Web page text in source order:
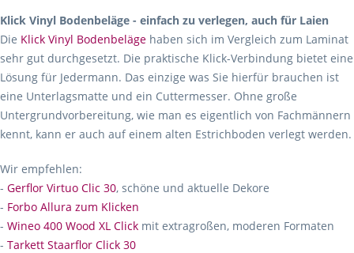
Klick Vinyl Bodenbeläge - einfach zu verlegen, auch für Laien
Die Klick Vinyl Bodenbeläge haben sich im Vergleich zum Laminat
sehr gut durchgesetzt. Die praktische Klick-Verbindung bietet eine
Lösung für Jedermann. Das einzige was Sie hierfür brauchen ist
eine Unterlagsmatte und ein Cuttermesser. Ohne große
Untergrundvorbereitung, wie man es eigentlich von Fachmännern
kennt, kann er auch auf einem alten Estrichboden verlegt werden.
Wir empfehlen:
- Gerflor Virtuo Clic 30, schöne und aktuelle Dekore
- Forbo Allura zum Klicken
- Wineo 400 Wood XL Click mit extragroßen, moderen Formaten
- Tarkett Staarflor Click 30